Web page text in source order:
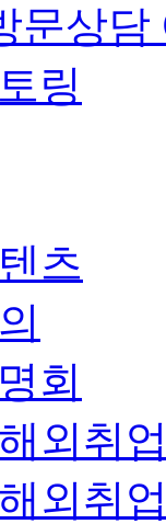
문상담
링
츠
회
외취
외취